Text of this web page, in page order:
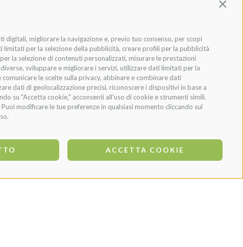
digitali, migliorare la navigazione e, previo tuo consenso, per scopi
per la selezione della pubblicità, creare profili per la pubblicità
la selezione di contenuti personalizzati, misurare le prestazioni
sviluppare e migliorare i servizi, utilizzare dati limitati per la
le scelte sulla privacy, abbinare e combinare dati
dati di geolocalizzazione precisi, riconoscere i dispositivi in base a
su "Accetta cookie," acconsenti all'uso di cookie e strumenti simili.
modificare le tue preferenze in qualsiasi momento cliccando sul
ACCETTA COOKIE